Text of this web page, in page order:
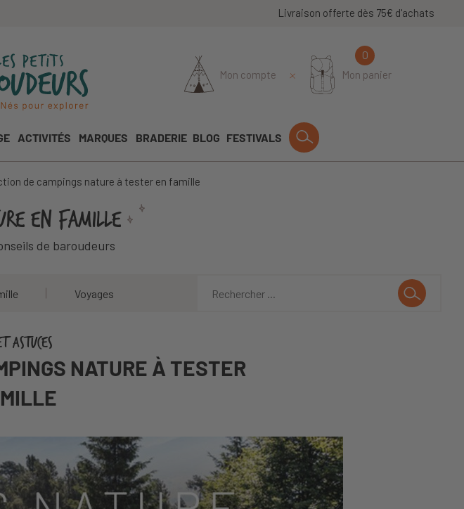
Livraison offerte dès 75€ d'achats
Mon compte Mon panier
0
ACTIVITÉS MARQUES BRADERIE BLOG FESTIVALS
de campings nature à tester en famille
EN FAMILLE
de baroudeurs
Voyages
ASTUCES
NATURE À TESTER